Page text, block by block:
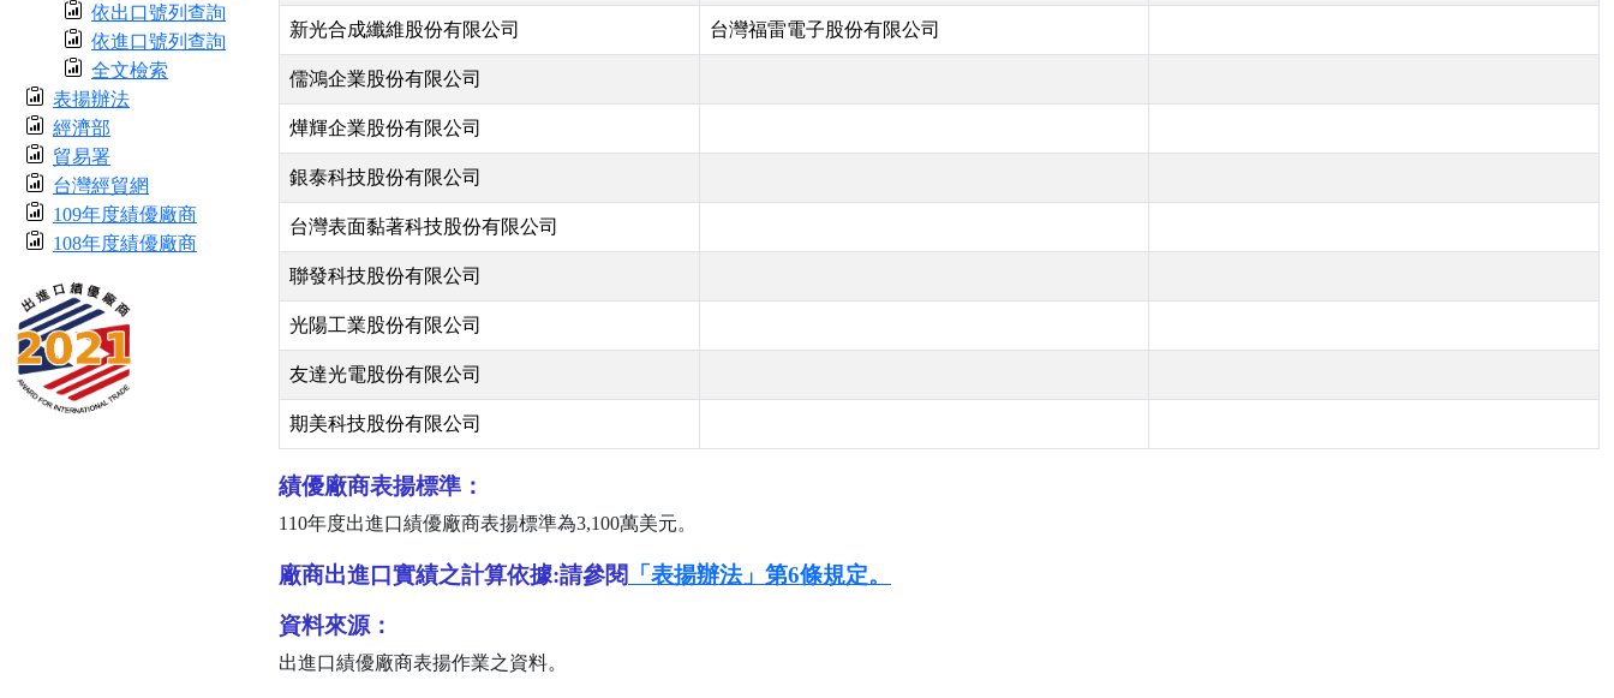
依出口號列查詢
依進口號列查詢
全文檢索
表揚辦法
經濟部
貿易署
台灣經貿網
109年度績優廠商
108年度績優廠商
新光合成纖維股份有限公司 台灣福雷電子股份有限公司
儒鴻企業股份有限公司
燁輝企業股份有限公司
銀泰科技股份有限公司
台灣表面黏著科技股份有限公司
聯發科技股份有限公司
光陽工業股份有限公司
友達光電股份有限公司
期美科技股份有限公司
績優廠商表揚標準：
110年度出進口績優廠商表揚標準為3,100萬美元。
廠商出進口實績之計算依據:請參閱 「表揚辦法」第6條規定。
資料來源：
出進口績優廠商表揚作業之資料。